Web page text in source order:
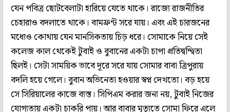
যেন পবিত্র ছোটবেলাটা হারিয়ে যেতে থাকে। রাজ্যে রাজনীতির
চেহারাও বদলাতে থাকে। বামফ্রন্ট সরে যায়। এবং এই চারজনের
মধ্যেও কোথায় যেন মানসিকতায় চিড় ধরে। সোমাকে নিয়ে সেই
কলেজ কাল থেকেই টুবাই ও বুবানের একটা চাপা প্রতিদ্বন্দ্বিতা
ছিলই। সেটা সাময়িক ভাবে দূরে সরে যায় সোমার বাবা ত্রিপুরায়
বদলি হয়ে গেলে। বুবান অভিনেতা হওয়ার স্বপ্ন দেখতো। বড় হয়ে
সে সিরিয়ালের কাজে ব্যস্ত। সিপিএম করার জন্য নয়, টুবাই নিজের
যোগ্যতায় একটা চাকরি পায়। আর বাবার মৃত্যুতে সোমা ফিরে এলে